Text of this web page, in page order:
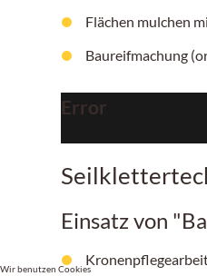
Flächen mulchen
Baureifmachung
Error
Einsatz von
Wir benutzen Cookies